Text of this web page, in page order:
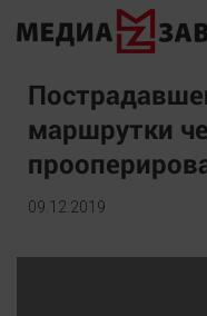
Новости
Экономика
Происшествия
Общество
маршрутки
09.12.2019